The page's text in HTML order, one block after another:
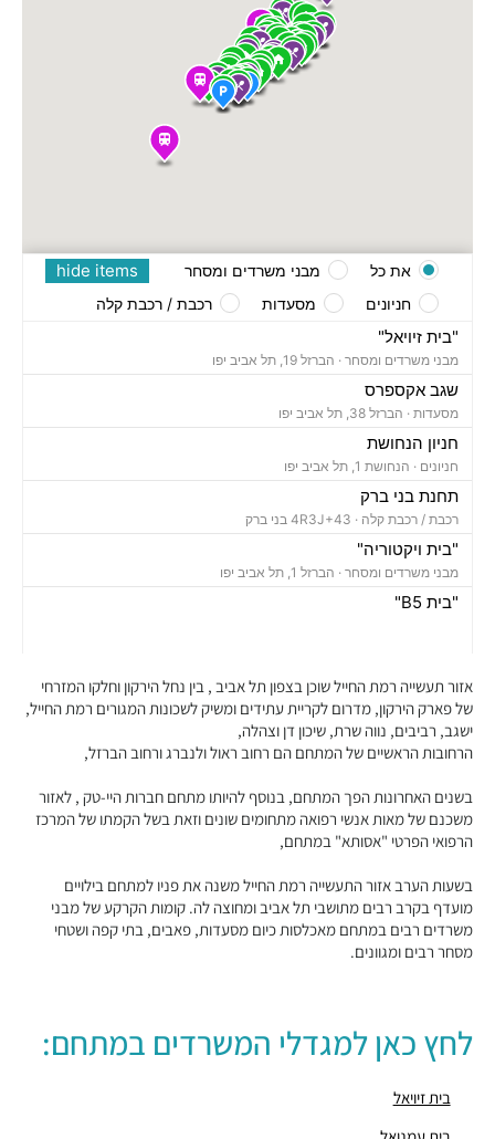
"בית זיויאל"
מבני משרדים ומסחר · הברזל 19, תל אביב יפו
שגב אקספרס
מסעדות · הברזל 38, תל אביב יפו
חניון הנחושת
חניונים · הנחושת 1, תל אביב יפו
תחנת בני ברק
רכבת / רכבת קלה ·
"בית ויקטוריה"
מבני משרדים ומסחר · הברזל 1, תל אביב יפו
"בית B5"
הברזל 7, תל אביב יפו
"בית הברזל 25"
מבני משרדים ומסחר ·הברזל 25, תל אביב יפו
"בית הנחושת 10"
"מגדל עתידים"
מבני משרדים ומסחר ·בניין 8 פארק עתידים, תל אביב יפו
מבני משרדים ומסחר ·ראול ולנברג 6, תל אביב יפו
"מגדל העוגן"
"פארק עתידים תל אביב"
מבני משרדים ומסחר ·פארק עתידים, תל אביב יפו
מבני משרדים ומסחר ·
"בית רייכמן"
hide items את כל
מבני משרדים ומסחר
חניונים
מסעדות רכבת / רכבת קלה
אזור תעשייה רמת החייל שוכן בצפון תל אביב , בין נחל הירקון וחלקו המזרחי
של פארק הירקון, מדרום לקריית עתידים ומשיק לשכונות המגורים רמת החייל,
ישגב, רביבים, נווה שרת, שיכון דן וצהלה,
הרחובות הראשיים של המתחם הם רחוב ראול ולנברג ורחוב הברזל,
בשנים האחרונות הפך המתחם, בנוסף להיותו מתחם חברות היי-טק , לאזור
משכנם של מאות אנשי רפואה מתחומים שונים וזאת בשל הקמתו של המרכז
הרפואי הפרטי "אסותא" במתחם,
בשעות הערב אזור התעשייה רמת החייל משנה את פניו למתחם בילויים
מועדף בקרב רבים מתושבי תל אביב ומחוצה לה. קומות הקרקע של מבני
משרדים רבים במתחם מאכלסות כיום מסעדות, פאבים, בתי קפה ושטחי
מסחר רבים ומגוונים.
לחץ כאן למגדלי המשרדים במתחם:
בית זיויאל